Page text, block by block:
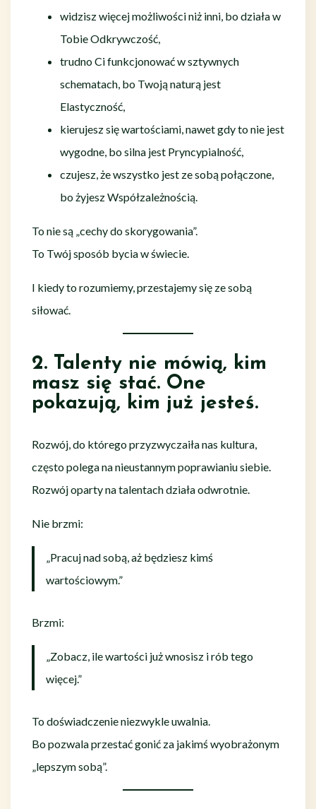
widzisz więcej możliwości niż inni, bo działa w
Tobie Odkrywczość,
trudno Ci funkcjonować w sztywnych
schematach, bo Twoją naturą jest
Elastyczność,
kierujesz się wartościami, nawet gdy to nie jest
wygodne, bo silna jest Pryncypialność,
czujesz, że wszystko jest ze sobą połączone,
bo żyjesz Współzależnością.
To nie są „cechy do skorygowania”.
To Twój sposób bycia w świecie.
I kiedy to rozumiemy, przestajemy się ze sobą
siłować.
2. Talenty nie mówią, kim
masz się stać. One
pokazują, kim już jesteś.
Rozwój, do którego przyzwyczaiła nas kultura,
często polega na nieustannym poprawianiu siebie.
Rozwój oparty na talentach działa odwrotnie.
Nie brzmi:
„Pracuj nad sobą, aż będziesz kimś
wartościowym.”
Brzmi:
„Zobacz, ile wartości już wnosisz i rób tego
więcej.”
To doświadczenie niezwykle uwalnia.
Bo pozwala przestać gonić za jakimś wyobrażonym
„lepszym sobą”.